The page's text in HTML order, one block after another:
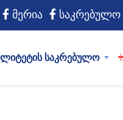
მერია საკრებულო
საკრებულო